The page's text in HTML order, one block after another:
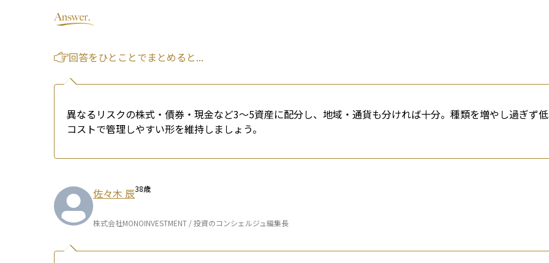
回答をひとことでまとめると...
異なるリスクの株式・債券・現金など3〜5資産に配分し、地域・通貨も分ければ十分。種類を増やし過ぎず低
コストで管理しやすい形を維持しましょう。
佐々木 辰38歳
株式会社MONOINVESTMENT / 投資のコンシェルジュ編集長